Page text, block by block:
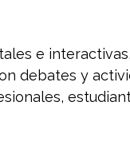
e
debates y